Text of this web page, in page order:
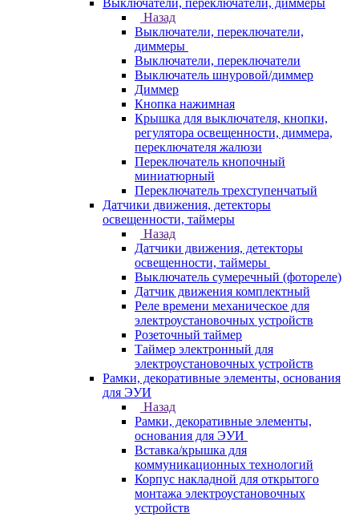
Выключатели, переключатели, диммеры
Назад
Выключатели, переключатели,
диммеры
Выключатели, переключатели
Выключатель шнуровой/диммер
Диммер
Кнопка нажимная
Крышка для выключателя, кнопки,
регулятора освещенности, диммера,
переключателя жалюзи
Переключатель кнопочный
миниатюрный
Переключатель трехступенчатый
Датчики движения, детекторы
освещенности, таймеры
Назад
Датчики движения, детекторы
освещенности, таймеры
Выключатель сумеречный (фотореле)
Датчик движения комплектный
Реле времени механическое для
электроустановочных устройств
Розеточный таймер
Таймер электронный для
электроустановочных устройств
Рамки, декоративные элементы, основания
для ЭУИ
Назад
Рамки, декоративные элементы,
основания для ЭУИ
Вставка/крышка для
коммуникационных технологий
Корпус накладной для открытого
монтажа электроустановочных
устройств